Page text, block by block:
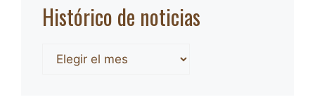
Histórico de noticias
Archivos